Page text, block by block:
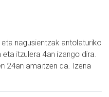
nagusientzak antolaturiko
itzulera 4an izango dira.
24an amaitzen da. Izena